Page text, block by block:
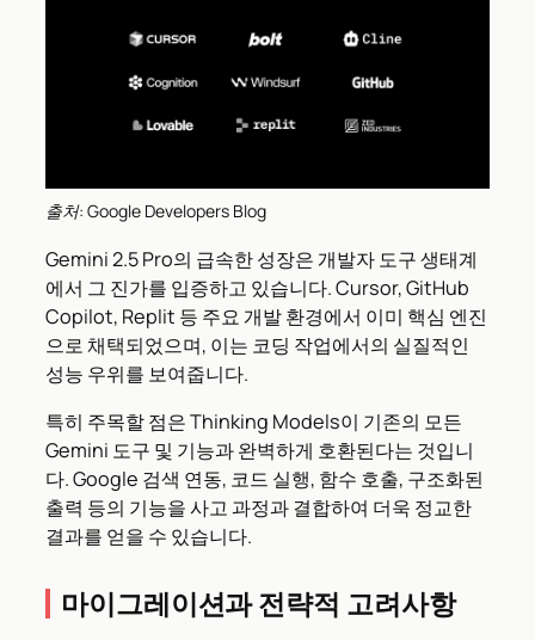
출처: Google Developers Blog
Gemini 2.5 Pro의 급속한 성장은 개발자 도구 생태계
에서 그 진가를 입증하고 있습니다. Cursor, GitHub
Copilot, Replit 등 주요 개발 환경에서 이미 핵심 엔진
으로 채택되었으며, 이는 코딩 작업에서의 실질적인
성능 우위를 보여줍니다.
특히 주목할 점은 Thinking Models이 기존의 모든
Gemini 도구 및 기능과 완벽하게 호환된다는 것입니
다. Google 검색 연동, 코드 실행, 함수 호출, 구조화된
출력 등의 기능을 사고 과정과 결합하여 더욱 정교한
결과를 얻을 수 있습니다.
마이그레이션과 전략적 고려사항